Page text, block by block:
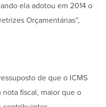
ela adotou em 2014 o
Orçamentárias”,
de que o ICMS
fiscal, maior que o